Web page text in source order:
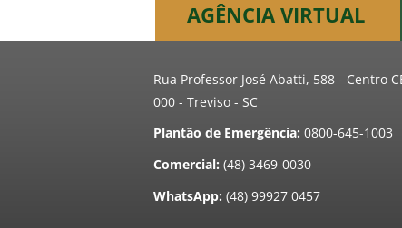
AGÊNCIA VIRTUAL
Rua Professor José Abatti, 588 - Centro
000 - Treviso - SC
Plantão de Emergência: 0800-645-1003
Comercial: (48) 3469-0030
WhatsApp: (48) 99927 0457